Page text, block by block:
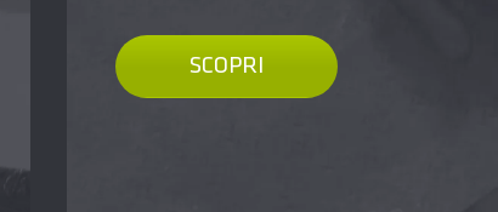
SCOPRI